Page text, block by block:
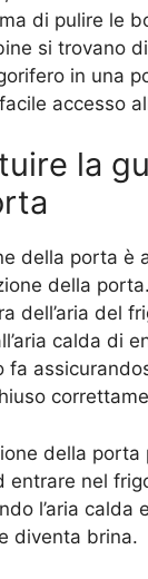
di pulire le
si trovano
in una
accesso
la
della porta è
della
dell’aria del
calda di
fa
della porta
entrare nel
l’aria calda
diventa brina.